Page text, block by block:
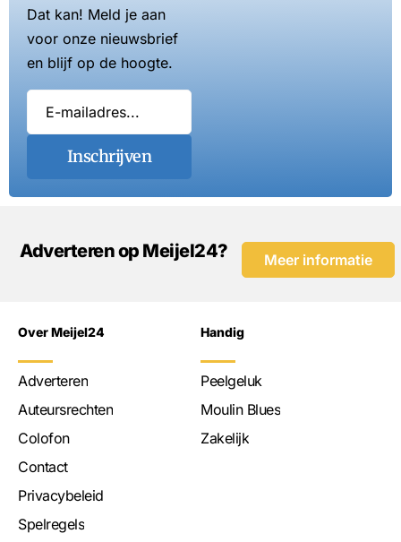
Dat kan! Meld je aan
voor onze nieuwsbrief
en blijf op de hoogte.
Inschrijven
Adverteren op Meijel24? Meer informatie
Over Meijel24
Adverteren
Auteursrechten
Colofon
Contact
Privacybeleid
Spelregels
Handig
Peelgeluk
Moulin Blues
Zakelijk